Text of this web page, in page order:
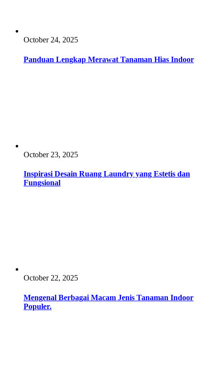
October 24, 2025
Panduan Lengkap Merawat Tanaman Hias Indoor
October 23, 2025
Inspirasi Desain Ruang Laundry yang Estetis dan
Fungsional
October 22, 2025
Mengenal Berbagai Macam Jenis Tanaman Indoor
Populer.